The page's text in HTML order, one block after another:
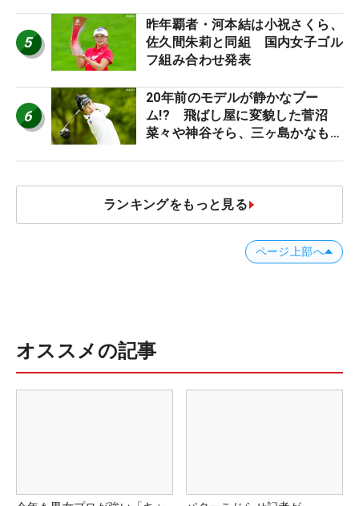
5
昨年覇者・河本結は小祝さくら、
佐久間朱莉と同組 国内女子ゴル
フ組み合わせ発表
6
20年前のモデルが静かなブー
ム!? 飛ばし屋に変貌した菅沼
菜々や神谷そら、三ヶ島かなも使
ランキングをもっと見る
ページ上部へ
オススメの記事